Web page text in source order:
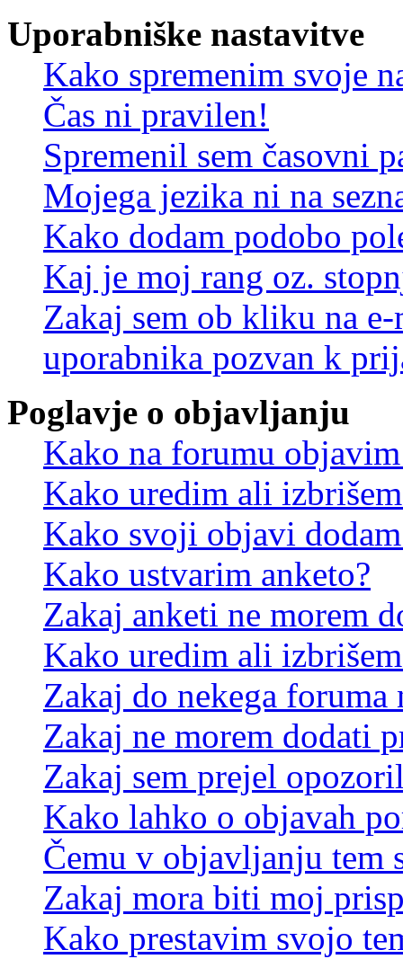
Uporabniške nastavitve
Kako spremenim svoje
Čas ni pravilen!
Spremenil sem časovni
Mojega jezika ni na
Kako dodam podobo
Kaj je moj rang oz.
Zakaj sem ob kliku na
uporabnika pozvan k
Poglavje o objavljanju
Kako na forumu
Kako uredim ali
Kako svoji objavi
Kako ustvarim anketo?
Zakaj anketi ne morem
Kako uredim ali
Zakaj do nekega foruma
Zakaj ne morem dodati
Zakaj sem prejel
Kako lahko o objavah
Čemu v objavljanju tem
Zakaj mora biti moj
Kako prestavim svojo